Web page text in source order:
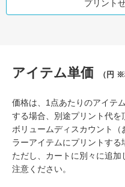
プリント
アイテム単価 （円 ※
価格は、1点あたりのアイテ
する場合、別途プリント代を
ボリュームディスカウント
ラーアイテムにプリントする
ただし、カートに別々に追
注意ください。